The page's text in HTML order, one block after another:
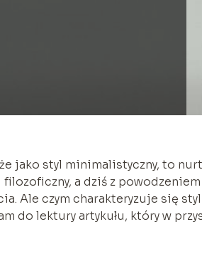
jako styl minimalistyczny, to
filozoficzny, a dziś z
Ale czym charakteryzuje się
do lektury artykułu, który w